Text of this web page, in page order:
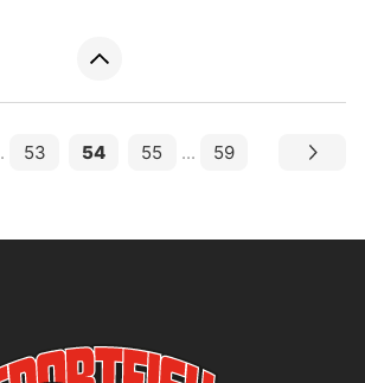
53 54 55 ... 59